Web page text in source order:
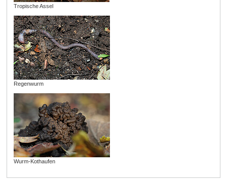
Tropische Assel
Regenwurm
Wurm-Kothaufen